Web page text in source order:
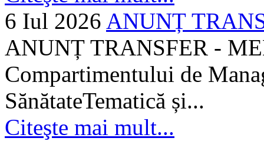
6 Iul 2026 ANUNȚ
ANUNȚ TRANSFER -
Compartimentului de
SănătateTematică și...
Citeşte mai mult...